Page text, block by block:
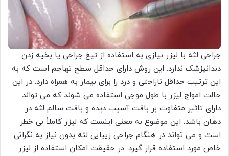
جراحی لثه با لیزر نیازی به استفاده از تیغ جراحی یا بخیه زدن
دندانپزشک ندارد. این روش دارای حداقل سطح تهاجم است که به
این ترتیب حداقل ناراحتی و درد را برای بیمار به همراه دارد. در این
حالت امواج لیزر با طول موجی استفاده می شوند که می تواند
دارای تاثیر متفاوت بر بافت آسیب دیده و بافت سالم لثه در
دهان باشد. این موضوع به معنی اینست که لیزر کاملاً بی خطر
است و می تواند در هنگام جراحی زیبایی لثه بدون نیاز به نگرانی
خاص مورد استفاده قرار گیرد. در حقیقت امکان استفاده از لیزر